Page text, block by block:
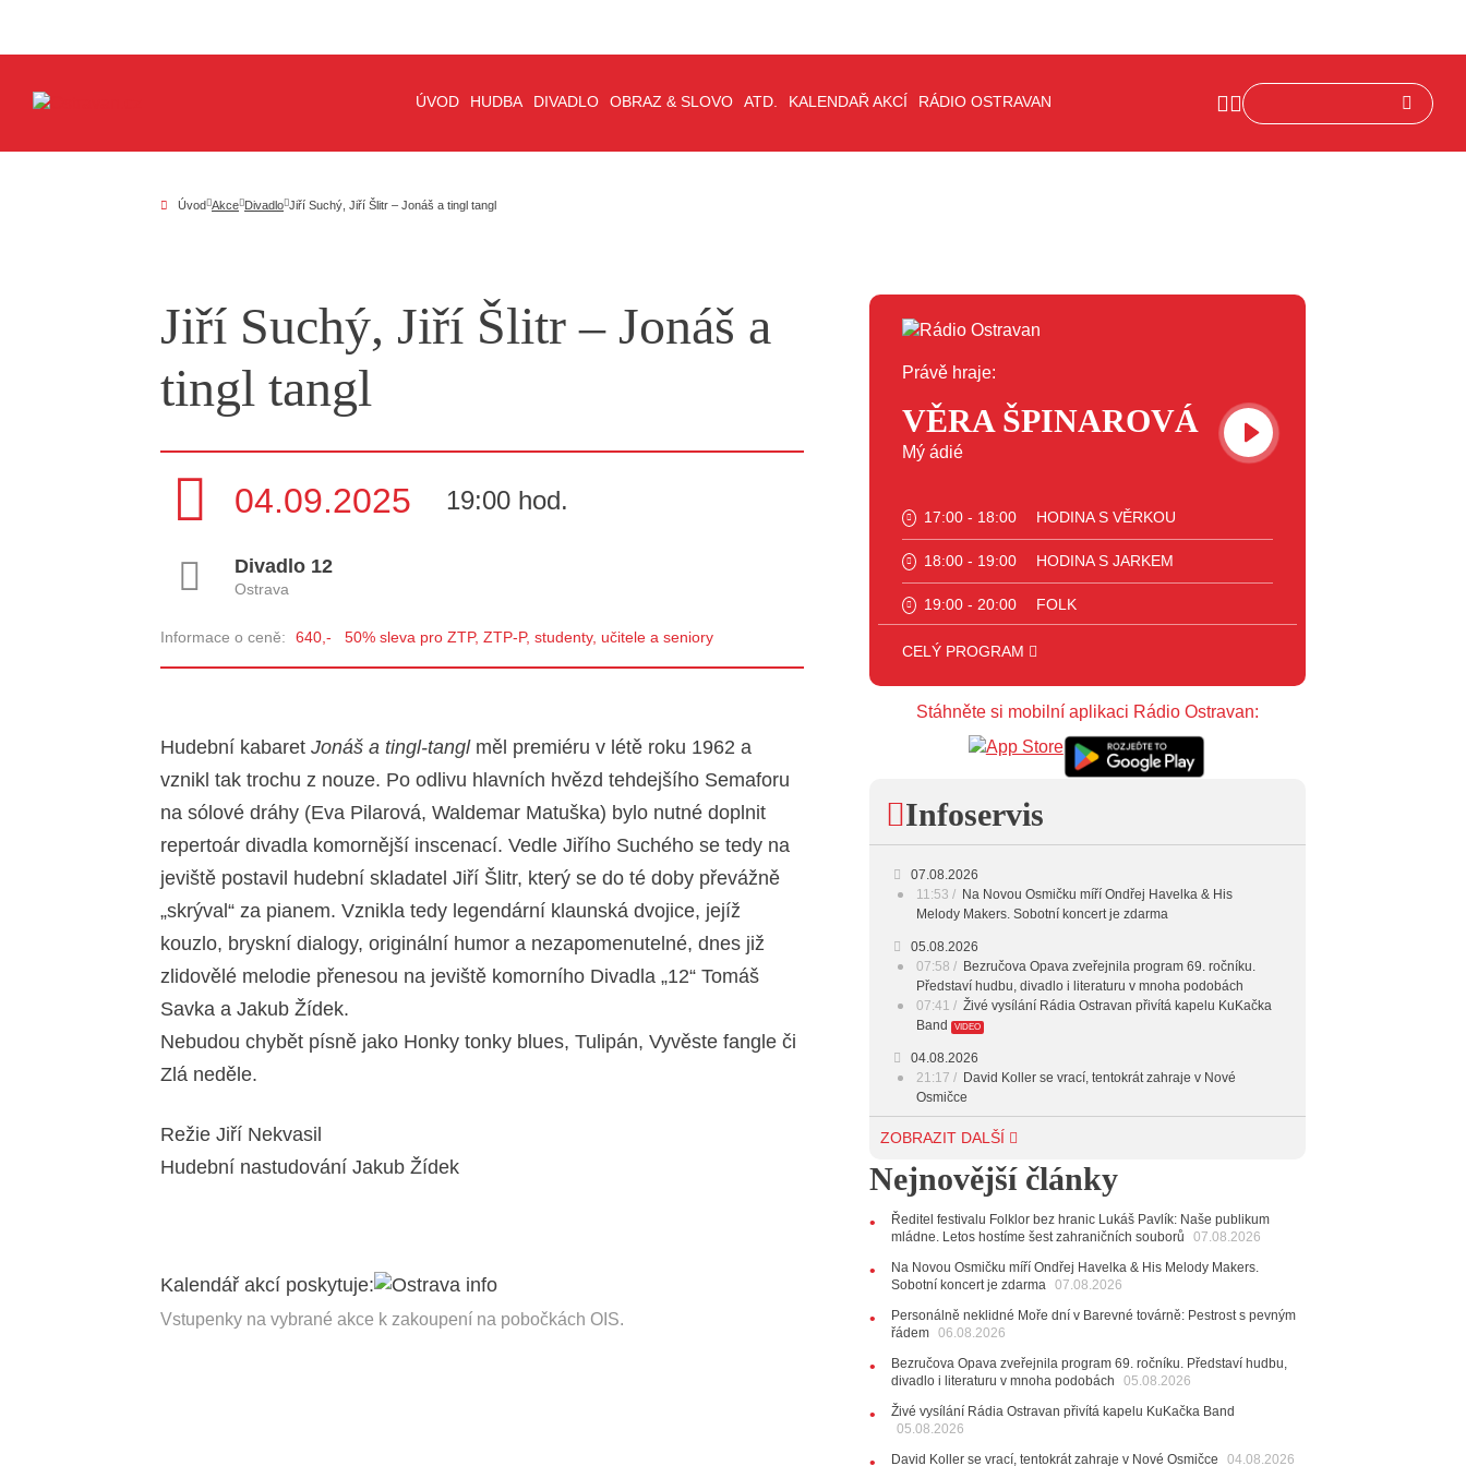
ÚVOD HUDBA DIVADLO OBRAZ & SLOVO ATD. KALENDAŘ AKCÍ RÁDIO OSTRAVAN
Úvod Akce Divadlo Jiří Suchý, Jiří Šlitr – Jonáš a tingl tangl
Jiří Suchý, Jiří Šlitr – Jonáš a
tingl tangl
04.09.2025 19:00 hod.
Divadlo 12
Ostrava
Informace o ceně: 640,- 50% sleva pro ZTP, ZTP-P, studenty, učitele a seniory
Hudební kabaret Jonáš a tingl-tanglměl premiéru v létě roku 1962 a
vznikl tak trochu z nouze. Po odlivu hlavních hvězd tehdejšího Semaforu
na sólové dráhy (Eva Pilarová, Waldemar Matuška) bylo nutné doplnit
repertoár divadla komornější inscenací. Vedle Jiřího Suchého se tedy na
jeviště postavil hudební skladatel Jiří Šlitr, který se do té doby převážně
„skrýval“ za pianem. Vznikla tedy legendární klaunská dvojice, jejíž
kouzlo, bryskní dialogy, originální humor a nezapomenutelné, dnes již
zlidovělé melodie přenesou na jeviště komorního Divadla „12“ Tomáš
Savka a Jakub Žídek.
Nebudou chybět písně jako Honky tonky blues, Tulipán, Vyvěste fangle či
Zlá neděle.
Režie Jiří Nekvasil
Hudební nastudování Jakub Žídek
Kalendář akcí poskytuje:
Vstupenky na vybrané akce k zakoupení na pobočkách OIS.
Právě hraje:
VĚRA ŠPINAROVÁ
Mý ádié
17:00 - 18:00 HODINA S VĚRKOU
18:00 - 19:00 HODINA S JARKEM
19:00 - 20:00 FOLK
20:00 - 23:00
23:00 - 00:00 POTICHU
CELÝ PROGRAM
Stáhněte si mobilní aplikaci Rádio Ostravan:
Infoservis
07.08.2026
11:53
Na Novou Osmičku míří Ondřej Havelka & His
Melody Makers. Sobotní koncert je zdarma
05.08.2026
07:58
Bezručova Opava zveřejnila program 69. ročníku.
Představí hudbu, divadlo i literaturu v mnoha podobách
07:41
Živé vysílání Rádia Ostravan přivítá kapelu KuKačka
Band
VIDEO
04.08.2026
21:17
David Koller se vrací, tentokrát zahraje v Nové
Osmičce
03.08.2026
Svatováclavského hudebního festivalu zbývá měsíc
11:00
Do Ostravy se vrací britští Modestep, vystoupí v
listopadu v klubu Barrák
VIDEO
10:33
Úsměvné historky ze života ostravské kapely Verše:
Od zapomenutých baterek až po kuriózní krádež kláves
28.07.2026
několik desítek posledních vstupenek
27.07.2026
20:44
ZOBRAZIT DALŠÍ
Nejnovější články
Ředitel festivalu Folklor bez hranic Lukáš Pavlík: Naše publikum
mládne. Letos hostíme šest zahraničních souborů
07.08.2026
Na Novou Osmičku míří Ondřej Havelka & His Melody Makers.
Sobotní koncert je zdarma 07.08.2026
Personálně neklidné Moře dní v Barevné továrně: Pestrost s pevným
řádem 06.08.2026
Bezručova Opava zveřejnila program 69. ročníku. Představí hudbu,
divadlo i literaturu v mnoha podobách
05.08.2026
Živé vysílání Rádia Ostravan přivítá kapelu KuKačka Band
05.08.2026
David Koller se vrací, tentokrát zahraje v Nové Osmičce
04.08.2026